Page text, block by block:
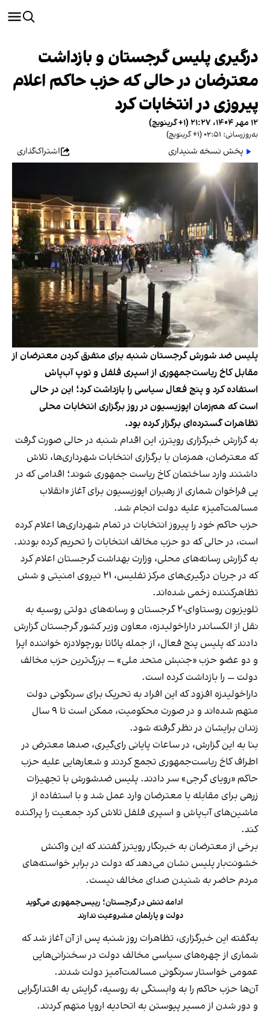
درگیری پلیس گرجستان و بازداشت
معترضان در حالی که حزب حاکم اعلام
پیروزی در انتخابات کرد
۱۲ مهر ۱۴۰۴، ۲۱:۲۷ (‎+۱ گرینویچ)
به‌روزرسانی: ۰۲:۵۱ (‎+۱ گرینویچ)
پخش نسخه شنیداری اشتراک‌گذاری
پلیس ضد شورش گرجستان شنبه برای متفرق کردن معترضان از
مقابل کاخ ریاست‌جمهوری از اسپری فلفل و توپ آب‌پاش
استفاده کرد و پنج فعال سیاسی را بازداشت کرد؛ این در حالی
است که هم‌زمان اپوزیسیون در روز برگزاری انتخابات محلی
تظاهرات گسترده‌ای برگزار کرده بود.
به گزارش خبرگزاری رویترز، این اقدام شنبه در حالی صورت گرفت
که معترضان، همزمان با برگزاری انتخابات شهرداری‌ها، تلاش
داشتند وارد ساختمان کاخ ریاست جمهوری شوند؛ اقدامی که در
پی فراخوان شماری از رهبران اپوزیسیون برای آغاز «انقلاب
مسالمت‌آمیز» علیه دولت انجام شد.
حزب حاکم خود را پیروز انتخابات در تمام شهرداری‌ها اعلام کرده
است، در حالی که دو حزب مخالف انتخابات را تحریم کرده بودند.
به گزارش رسانه‌های محلی، وزارت بهداشت گرجستان اعلام کرد
که در جریان درگیری‌های مرکز تفلیس، ۲۱ نیروی امنیتی و شش
تظاهرکننده زخمی شده‌اند.
تلویزیون روستاوای-۲ گرجستان و رسانه‌های دولتی روسیه به
نقل از الکساندر داراخولیدزه، معاون وزیر کشور گرجستان گزارش
دادند که پلیس پنج فعال، از جمله پائاتا بورچولادزه خواننده اپرا
و دو عضو حزب «جنبش متحد ملی» — بزرگ‌ترین حزب مخالف
دولت — را بازداشت کرده است.
داراخولیدزه افزود که این افراد به تحریک برای سرنگونی دولت
متهم شده‌اند و در صورت محکومیت، ممکن است تا ۹ سال
زندان برایشان در نظر گرفته شود.
بنا به این گزارش، در ساعات پایانی رای‌گیری، صدها معترض در
اطراف کاخ ریاست‌جمهوری تجمع کردند و شعارهایی علیه حزب
حاکم «رویای گرجی» سر دادند. پلیس ضدشورش با تجهیزات
زرهی برای مقابله با معترضان وارد عمل شد و با استفاده از
ماشین‌های آب‌پاش و اسپری فلفل تلاش کرد جمعیت را پراکنده
کند.
برخی از معترضان به خبرنگار رویترز گفتند که این واکنش
خشونت‌بار پلیس نشان می‌دهد که دولت در برابر خواسته‌های
مردم حاضر به شنیدن صدای مخالف نیست.
ادامه تنش در گرجستان؛ رییس‌جمهوری می‌گوید
دولت و پارلمان مشروعیت ندارند
به‌گفته این خبرگزاری، تظاهرات روز شنبه پس از آن آغاز شد که
شماری از چهره‌های سیاسی مخالف دولت در سخنرانی‌هایی
عمومی خواستار سرنگونی مسالمت‌آمیز دولت شدند.
آن‌ها حزب حاکم را به وابستگی به روسیه، گرایش به اقتدارگرایی
و دور شدن از مسیر پیوستن به اتحادیه اروپا متهم کردند.